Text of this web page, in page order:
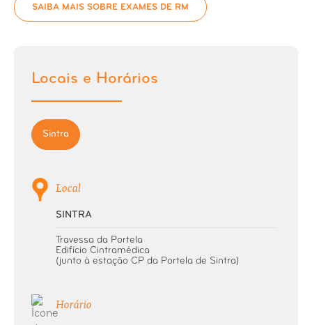
RM Medula
RM Ombro
RM Órbita
RM Ouvido Médio e Labirinto
RM Pé
SAIBA MAIS SOBRE EXAMES DE RM
Locais e Horários
Sintra
Local
SINTRA
Travessa da Portela
Edifício Cintramédica
(junto à estação CP da Portela de Sintra)
Horário